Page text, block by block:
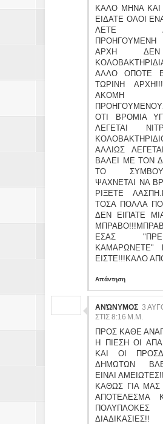
ΚΑΛΟ ΜΗΝΑ
ΕΙΔΑΤΕ ΟΛΟΙ
ΛΕΤΕ
ΑΡΧΗ
ΑΛΛΟ ΟΠΟΤΕ
ΤΩΡΙΝΗ
ΑΚΟΜΗ
ΟΤΙ ΒΡΟΜΙΑ
ΛΕΓΕΤΑΙ
ΑΛΛΙΩΣ
ΒΑΛΕΙ ΜΕ ΤΟΝ
ΤΟ
ΨΑΧΝΕΤΑΙ ΝΑ
ΡΙΞΕΤΕ
ΤΟΣΑ ΠΟΛΛΑ
ΔΕΝ ΕΙΠΑΤΕ
ΕΣΑΣ
ΚΑΜΑΡΩΝΕΤΕ"
ΕΙΣΤΕ!!!ΚΑΛΟ
Απάντηση
ΑΝΏΝΥΜΟΣ 3
ΣΤΙΣ 8:16 Μ.Μ.
ΠΡΟΣ ΚΑΘΕ
Η ΠΙΕΣΗ ΟΙ
ΚΑΙ ΟΙ
ΔΗΜΩΤΩΝ
ΕΙΝΑΙ ΑΜΕΙΩΤΕΣ!!
ΚΑΘΩΣ ΓΙΑ ΜΑΣ
ΑΠΟΤΕΛΕΣΜΑ
ΠΟΛΥΠΛΟΚΕΣ
ΔΙΑΔΙΚΑΣΙΕΣ!!